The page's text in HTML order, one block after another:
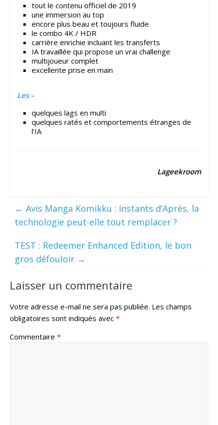
tout le contenu officiel de 2019
une immersion au top
encore plus beau et toujours fluide
le combo 4K / HDR
carrière enrichie incluant les transferts
IA travaillée qui propose un vrai challenge
multijoueur complet
excellente prise en main
Les –
quelques lags en multi
quelques ratés et comportements étranges de
l’IA
Lageekroom
← Avis Manga Komikku : Instants d’Après, la
technologie peut-elle tout remplacer ?
TEST : Redeemer Enhanced Edition, le bon
gros défouloir →
Laisser un commentaire
Votre adresse e-mail ne sera pas publiée. Les champs
obligatoires sont indiqués avec *
Commentaire *